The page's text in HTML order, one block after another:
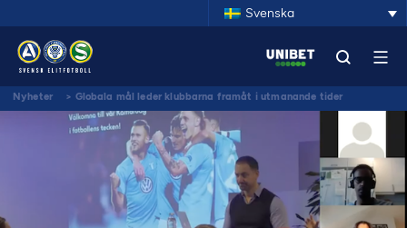
Svenska
Nyheter > Globala mål leder klubbarna framåt i utmanande tider